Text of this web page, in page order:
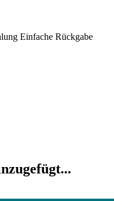
Einfache Rückgabe